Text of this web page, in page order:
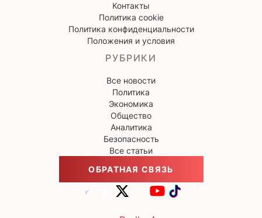
Контакты
Политика cookie
Политика конфиденциальности
Положения и условия
РУБРИКИ
Все новости
Политика
Экономика
Общество
Аналитика
Безопасность
Все статьи
ОБРАТНАЯ СВЯЗЬ